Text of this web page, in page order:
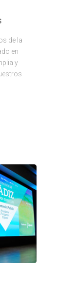
de la
en
y